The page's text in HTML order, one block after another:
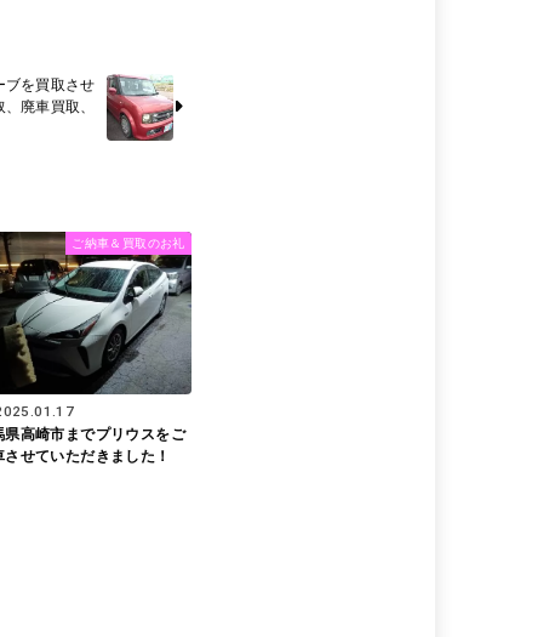
ブを買取させ
廃車買取、
ご納車＆買取のお礼
県高崎市までプリウスをご
させていただきました！